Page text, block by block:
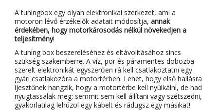
A tuningbox egy olyan elektronikai szerkezet, ami a
motoron lévő érzékelők adatait módosítja, annak
érdekében, hogy motorkárosodás nélkül növekedjen a
teljesítmény!
A tuning box beszereléséhez és eltávolításához sincs
szükség szakemberre. A víz, por és páramentes dobozba
szerelt elektronikát egyszerűen rá kell csatlakoztatni egy
gyári csatlakozóra a motortérben. Lehet, hogy első hallásra
ijesztőnek hangzik, hogy a motortérbe kell nyúlkálni, de had
nyugtassalak meg: semmit sem kell állítani vagy szétszedni,
gyakorlatilag lehúzol egy kábelt és rádugsz egy másikat!